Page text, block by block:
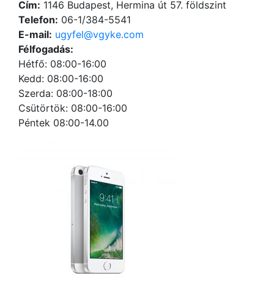
Cím: 1146 Budapest, Hermina út 57. földszint
Telefon: 06-1/384-5541
E-mail: ugyfel@vgyke.com
Félfogadás:
Hétfő: 08:00-16:00
Kedd: 08:00-16:00
Szerda: 08:00-18:00
Csütörtök: 08:00-16:00
Péntek 08:00-14.00